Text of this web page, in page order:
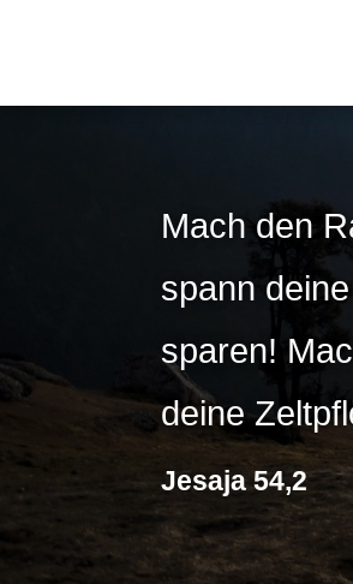
Mach den
spann
sparen!
deine
Jesaja 54,2